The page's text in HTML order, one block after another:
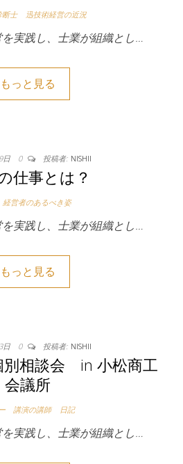
断士 迅技術経営の近況
実践し、士業が組織とし…
もっと見る
日 0 投稿者: NISHII
仕事とは？
経営者のあるべき姿
実践し、士業が組織とし…
もっと見る
日 0 投稿者: NISHII
別相談会 in 小松商工
会議所
講演の講師 日記
実践し、士業が組織とし…